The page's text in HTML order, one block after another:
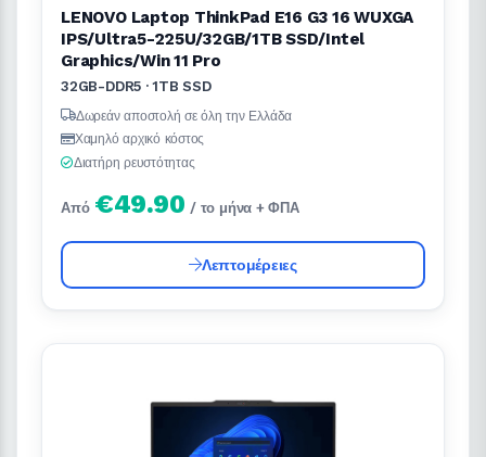
LENOVO Laptop ThinkPad E16 G3 16 WUXGA
IPS/Ultra5-225U/32GB/1TB SSD/Intel
Graphics/Win 11 Pro
32GB-DDR5 · 1TB SSD
Δωρεάν αποστολή σε όλη την Ελλάδα
Χαμηλό αρχικό κόστος
Διατήρη ρευστότητας
Από €49.90 / το μήνα + ΦΠΑ
Λεπτομέρειες